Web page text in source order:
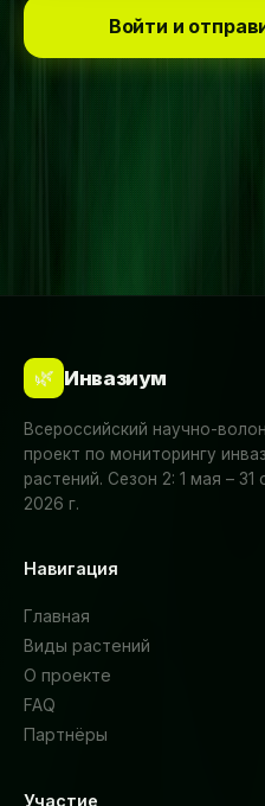
Войти и
🌿 Инвазиум
Всероссийский научно-
проект по мониторингу
растений. Сезон 2: 1 мая – 31
2026 г.
Навигация
Главная
Виды растений
О проекте
FAQ
Партнёры
Участие